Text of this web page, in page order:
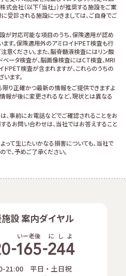
会社（以下「当社」）が推奨する施設をご案
受診される施設につきましては、ご自身でご
が対応可能な項目のうち、保険適用が認め
す。保険適用外のアミロイドPET検査も行
意ください。また、脳脊髄液検査にはリン酸
ータ検査が、脳画像検査にはCT検査、MRI
ドPET検査が含まれますが、これらのうちの
ます。
限り正確かつ最新の情報をご提供できますよ
報が後に変更されるなど、現状とは異なる
、事前にお電話などでご確認されることをお
るお問い合わせは、当社ではお答えすること
って生じたいかなる損害についても、当社で
、予めご了承ください。
設 案内ダイヤル
いー老後 に し よ
21:00 平日・土日祝